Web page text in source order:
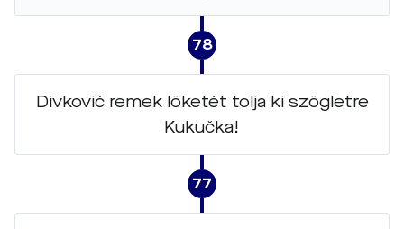
78
Divković remek löketét tolja ki szögletre
Kukučka!
77